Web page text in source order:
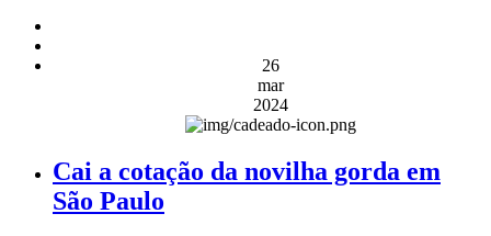
26
mar
2024
Cai a cotação da novilha gorda em
São Paulo